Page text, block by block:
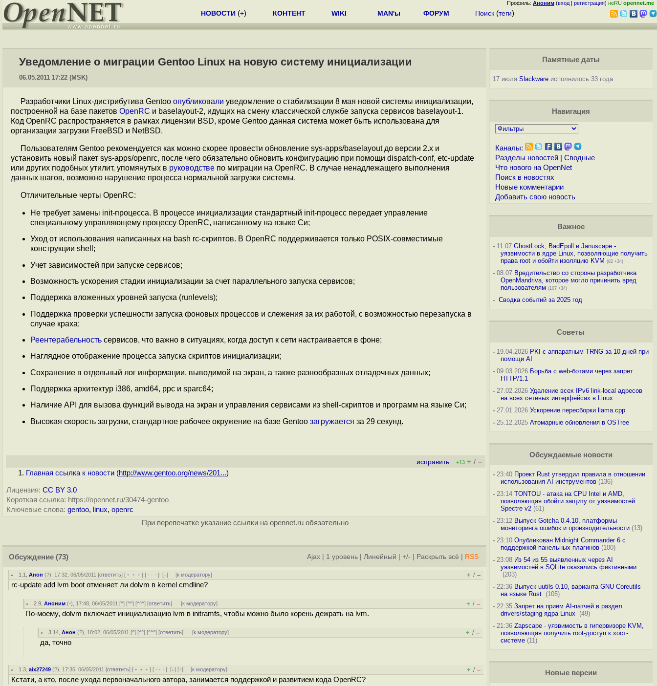
Профиль: Аноним (вход | регистрация) неRU opennet.me
НОВОСТИ (+) КОНТЕНТ WIKI MAN'ы ФОРУМ Поиск (теги)
Уведомление о миграции Gentoo Linux на новую систему инициализации
06.05.2011 17:22 (MSK)
Разработчики Linux-дистрибутива Gentoo опубликовали уведомление о стабилизации 8 мая новой системы инициализации,
построенной на базе пакетов OpenRC и baselayout-2, идущих на смену классической службе запуска сервисов baselayout-1.
Код OpenRC распространяется в рамках лицензии BSD, кроме Gentoo данная система может быть использована для
организации загрузки FreeBSD и NetBSD.
Пользователям Gentoo рекомендуется как можно скорее провести обновление sys-apps/baselayout до версии 2.x и
установить новый пакет sys-apps/openrc, после чего обязательно обновить конфигурацию при помощи dispatch-conf, etc-update
или других подобных утилит, упомянутых в руководстве по миграции на OpenRC. В случае ненадлежащего выполнения
данных шагов, возможно нарушение процесса нормальной загрузки системы.
Отличительные черты OpenRC:
Не требует замены init-процесса. В процессе инициализации стандартный init-процесс передает управление
специальному управляющему процессу OpenRC, написанному на языке Си;
Уход от использования написанных на bash rc-скриптов. В OpenRC поддерживается только POSIX-совместимые
конструкции shell;
Учет зависимостей при запуске сервисов;
Возможность ускорения стадии инициализации за счет параллельного запуска сервисов;
Поддержка вложенных уровней запуска (runlevels);
Поддержка проверки успешности запуска фоновых процессов и слежения за их работой, с возможностью перезапуска в
случае краха;
Реентерабельность сервисов, что важно в ситуациях, когда доступ к сети настраивается в фоне;
Наглядное отображение процесса запуска скриптов инициализации;
Сохранение в отдельный лог информации, выводимой на экран, а также разнообразных отладочных данных;
Поддержка архитектур i386, amd64, ppc и sparc64;
Наличие API для вызова функций вывода на экран и управления сервисами из shell-скриптов и программ на языке Си;
Высокая скорость загрузки, стандартное рабочее окружение на базе Gentoo загружается за 29 секунд.
исправить +13 + / –
Главная ссылка к новости (http://www.gentoo.org/news/201...)
Лицензия: CC BY 3.0
Короткая ссылка: https://opennet.ru/30474-gentoo
Ключевые слова: gentoo, linux, openrc
При перепечатке указание ссылки на opennet.ru обязательно
Обсуждение (73) Ajax 1 уровень Линейный +/- Раскрыть всё RSS
1.1 ,Анон (?), 17:32, 06/05/2011 [ответить] [ ﹢﹢﹢] [ · · ·][↓] [к модератору] + / –
rc-update add lvm boot отменяет ли dolvm в kernel cmdline?
2.9 ,Аноним (-), 17:48, 06/05/2011 [^] [^^] [^^^] [ответить] [к модератору] + / –
По-моему, dolvm включает инициализацию lvm в initramfs, чтобы можно было корень дежрать на lvm.
3.14 ,Анон (?), 18:02, 06/05/2011 [^] [^^] [^^^] [ответить] [к модератору] + / –
да, точно
1.3 ,aix27249 (?), 17:35, 06/05/2011 [ответить] [ ﹢﹢﹢] [ · · ·][↓] [↑] [к модератору] + / –
Кстати, а кто, после ухода первоначального автора, занимается поддержкой и развитием кода OpenRC?
Памятные даты
17 июля Slackwareисполнилось 33 года
Навигация
Каналы:
Разделы новостей| Сводные
Что нового на OpenNet
Поиск в новостях
Новые комментарии
Добавить свою новость
Важное
-11.07 GhostLock, BadEpoll и Januscape -
уязвимости в ядре Linux, позволяющие получить
права root и обойти изоляцию KVM (82 +34)
-08.07 Вредительство со стороны разработчика
OpenMandriva, которое могло причинить вред
пользователям (107 +34)
- Сводка событий за 2025 год
Советы
-19.04.2026 PKI с аппаратным TRNG за 10 дней при
помощи AI
-09.03.2026 Борьба с web-ботами через запрет
HTTP/1.1
-27.02.2026 Удаление всех IPv6 link-local адресов
на всех сетевых интерфейсах в Linux
-27.01.2026 Ускорение пересборки llama.cpp
-25.12.2025 Атомарные обновления в OSTree
Обсуждаемые новости
-23:40 Проект Rust утвердил правила в отношении
использования AI-инструментов(136)
-23:14 TONTOU - атака на CPU Intel и AMD,
позволяющая обойти защиту от уязвимостей
Spectre v2(61)
-23:12 Выпуск Gotcha 0.4.10, платформы
мониторинга ошибок и производительности(13)
-23:10 Опубликован Midnight Commander 6 c
поддержкой панельных плагинов(100)
-23:08 Из 54 из 55 выявленных через AI
уязвимостей в SQLite оказались фиктивными
(203)
-22:36 Выпуск uutils 0.10, варианта GNU Coreutils
на языке Rust (105)
-22:35 Запрет на приём AI-патчей в раздел
drivers/staging ядра Linux
(49)
-21:36 Zapscape - уязвимость в гипервизоре KVM,
позволяющая получить root-доступ к хост-
системе(11)
Новые версии